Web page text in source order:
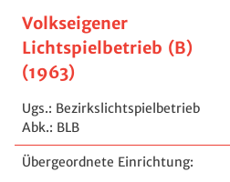
Volkseigener
Lichtspielbetrieb (B)
(1963)
Ugs.: Bezirkslichtspielbetrieb
Abk.: BLB
Übergeordnete Einrichtung: